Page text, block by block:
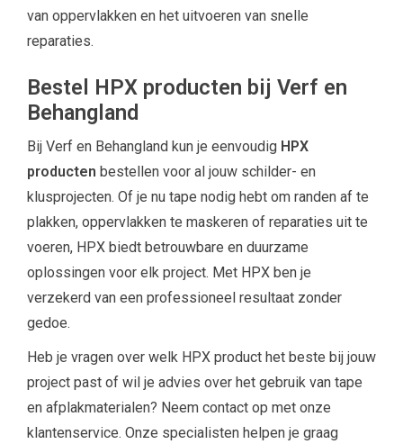
van oppervlakken en het uitvoeren van snelle
reparaties.
Bestel HPX producten bij Verf en
Behangland
Bij Verf en Behangland kun je eenvoudig HPX
producten bestellen voor al jouw schilder- en
klusprojecten. Of je nu tape nodig hebt om randen af te
plakken, oppervlakken te maskeren of reparaties uit te
voeren, HPX biedt betrouwbare en duurzame
oplossingen voor elk project. Met HPX ben je
verzekerd van een professioneel resultaat zonder
gedoe.
Heb je vragen over welk HPX product het beste bij jouw
project past of wil je advies over het gebruik van tape
en afplakmaterialen? Neem contact op met onze
klantenservice. Onze specialisten helpen je graag